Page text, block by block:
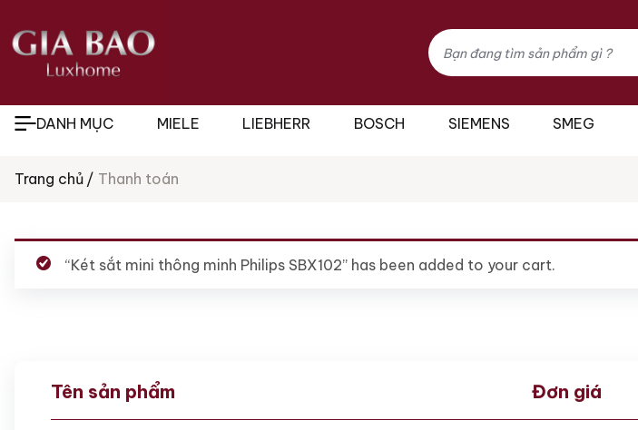
Tìm
kiếm
sản
phẩm
DANH MỤC MIELE LIEBHERR BOSCH SIEMENS SMEG
Trang chủ Thanh toán
“Két sắt mini thông minh Philips SBX102” has been added to your cart.
Tên sản phẩm Đơn giá